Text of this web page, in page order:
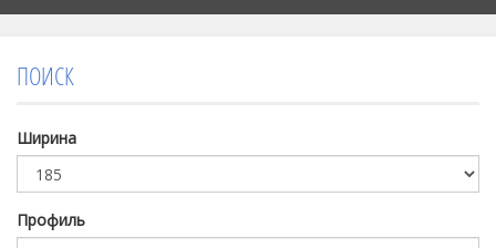
ПОИСК
Ширина
Профиль